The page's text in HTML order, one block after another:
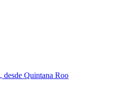
Quintana Roo